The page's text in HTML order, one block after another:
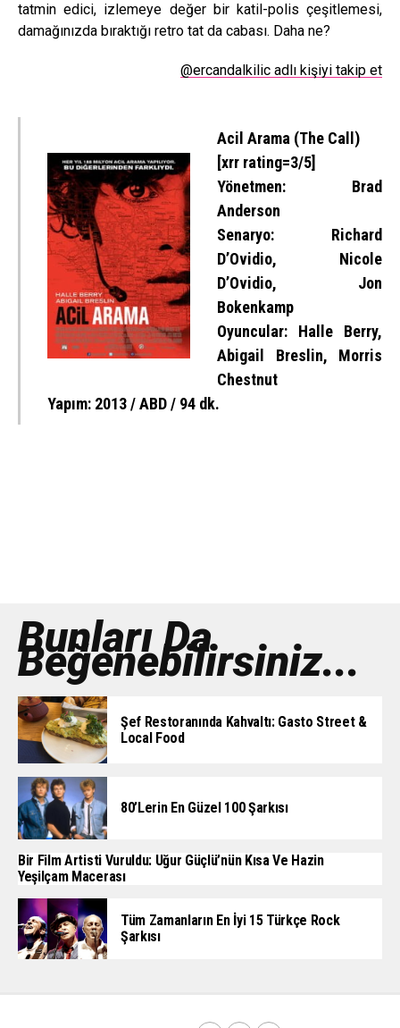
tatmin edici, izlemeye değer bir katil-polis çeşitlemesi,
damağınızda bıraktığı retro tat da cabası. Daha ne?
@ercandalkilic adlı kişiyi takip et
Acil Arama (The Call)
[xrr rating=3/5]
Yönetmen: Brad
Anderson
Senaryo: Richard
D’Ovidio, Nicole
D’Ovidio, Jon
Bokenkamp
Oyuncular: Halle Berry,
Abigail Breslin, Morris
Chestnut
Yapım: 2013 / ABD / 94 dk.
Bunları Da
Beğenebilirsiniz...
Şef Restoranında Kahvaltı: Gasto Street &
Local Food
80’lerin En Güzel 100 Şarkısı
Bir Film Artisti Vuruldu: Uğur Güçlü’nün Kısa Ve Hazin
Yeşilçam Macerası
Tüm Zamanların En İyi 15 Türkçe Rock
Şarkısı